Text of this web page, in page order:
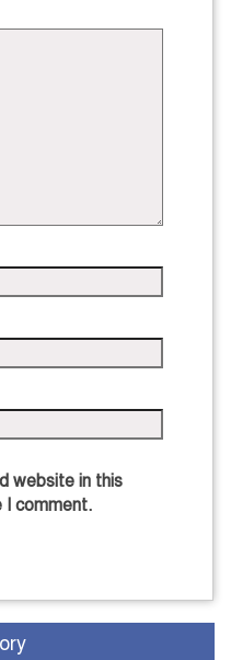
website in this
comment.